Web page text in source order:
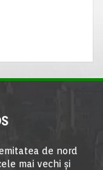
de nord
mai vechi şi